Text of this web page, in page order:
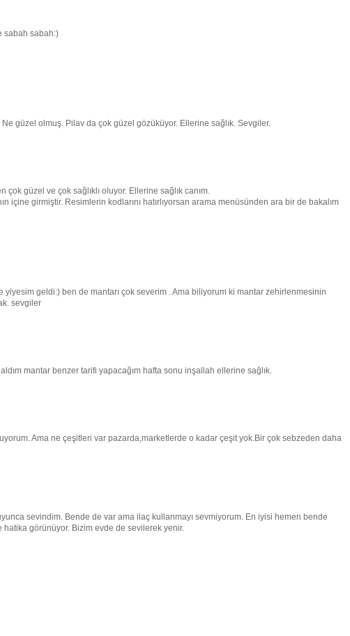
sabah sabah:)
Ne güzel olmuş. Pilav da çok güzel gözüküyor. Ellerine sağlık. Sevgiler.
çok güzel ve çok sağlıklı oluyor. Ellerine sağlık canım.
içine girmiştir. Resimlerin kodlarını hatırlıyorsan arama menüsünden ara bir de bakalım
yiyesim geldi:) ben de mantarı çok severim . Ama biliyorum ki mantar zehirlenmesinin
sevgiler
mantar benzer tarifi yapacağım hafta sonu inşallah ellerine sağlık.
Ama ne çeşitleri var pazarda,marketlerde o kadar çeşit yok.Bir çok sebzeden daha
sevindim. Bende de var ama ilaç kullanmayı sevmiyorum. En iyisi hemen bende
hatika görünüyor. Bizim evde de sevilerek yenir.